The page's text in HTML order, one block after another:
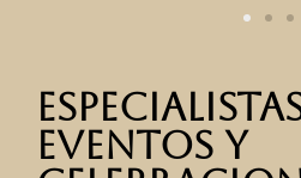
eventos y